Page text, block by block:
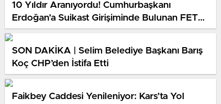
10 Yıldır Aranıyordu! Cumhurbaşkanı
Erdoğan’a Suikast Girişiminde Bulunan FETÖ
Firarisi Yakalandı
SON DAKİKA | Selim Belediye Başkanı Barış
Koç CHP’den İstifa Etti
Faikbey Caddesi Yenileniyor: Kars’ta Yol